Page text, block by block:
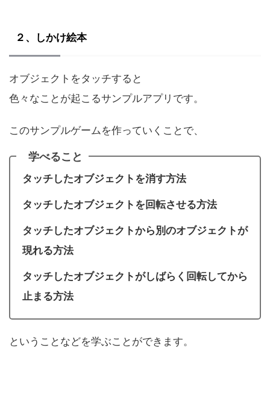
２、しかけ絵本
オブジェクトをタッチすると
色々なことが起こるサンプルアプリです。
このサンプルゲームを作っていくことで、
学べること
タッチしたオブジェクトを消す方法
タッチしたオブジェクトを回転させる方法
タッチしたオブジェクトから別のオブジェクトが
現れる方法
タッチしたオブジェクトがしばらく回転してから
止まる方法
ということなどを学ぶことができます。